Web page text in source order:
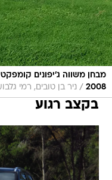
מבחן משווה ג'יפונים
2008
/ ניר בן טובים, רמי
בקצב רגוע